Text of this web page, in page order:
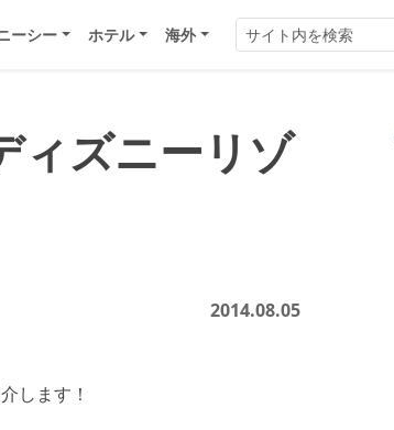
ーシー ホテル 海外
ィズニーリゾ
2014.08.05
します！